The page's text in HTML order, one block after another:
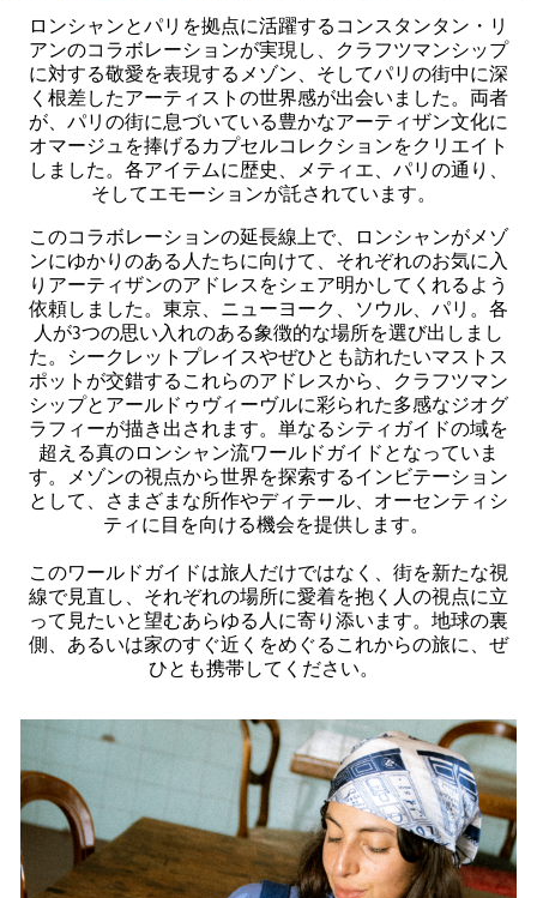
ロンシャンとパリを拠点に活躍するコンスタンタン・リ
アンのコラボレーションが実現し、クラフツマンシップ
に対する敬愛を表現するメゾン、そしてパリの街中に深
く根差したアーティストの世界感が出会いました。両者
が、パリの街に息づいている豊かなアーティザン文化に
オマージュを捧げるカプセルコレクションをクリエイト
しました。各アイテムに歴史、メティエ、パリの通り、
そしてエモーションが託されています。
このコラボレーションの延長線上で、ロンシャンがメゾ
ンにゆかりのある人たちに向けて、それぞれのお気に入
りアーティザンのアドレスをシェア明かしてくれるよう
依頼しました。東京、ニューヨーク、ソウル、パリ。各
人が3つの思い入れのある象徴的な場所を選び出しまし
た。シークレットプレイスやぜひとも訪れたいマストス
ポットが交錯するこれらのアドレスから、クラフツマン
シップとアールドゥヴィーヴルに彩られた多感なジオグ
ラフィーが描き出されます。単なるシティガイドの域を
超える真のロンシャン流ワールドガイドとなっていま
す。メゾンの視点から世界を探索するインビテーション
として、さまざまな所作やディテール、オーセンティシ
ティに目を向ける機会を提供します。
このワールドガイドは旅人だけではなく、街を新たな視
線で見直し、それぞれの場所に愛着を抱く人の視点に立
って見たいと望むあらゆる人に寄り添います。地球の裏
側、あるいは家のすぐ近くをめぐるこれからの旅に、ぜ
ひとも携帯してください。